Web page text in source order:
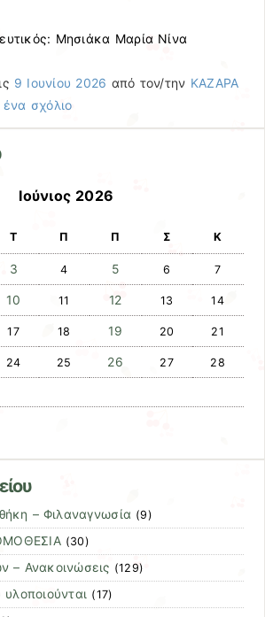
Μησιάκα Μαρία Νίνα
9 Ιουνίου 2026 από τον/την ΚΑΖΑΡΑ
σχόλιο
Ιούνιος 2026
Τ Π Π Σ Κ
3 4 5 6 7
10 11 12 13 14
17 18 19 20 21
24 25 26 27 28
– Φιλαναγνωσία (9)
(30)
– Ανακοινώσεις (129)
(17)